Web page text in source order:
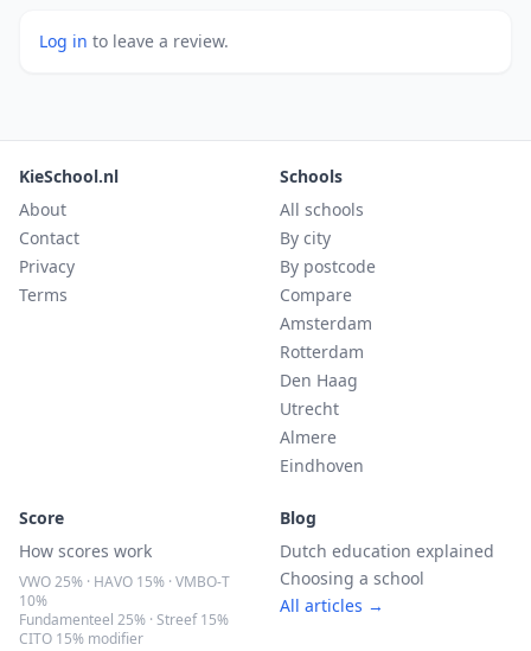
Log in to leave a review.
KieSchool.nl
About
Contact
Privacy
Terms
Schools
All schools
By city
By postcode
Compare
Amsterdam
Rotterdam
Den Haag
Utrecht
Almere
Eindhoven
Score
How scores work
VWO 25% · HAVO 15% · VMBO-T
10%
Fundamenteel 25% · Streef 15%
CITO 15% modifier
Blog
Dutch education explained
Choosing a school
All articles →